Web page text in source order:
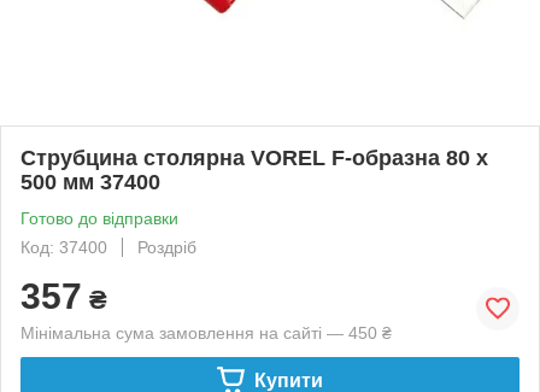
Струбцина столярна VOREL F-образна 80 x
500 мм 37400
Готово до відправки
Код: 37400
Роздріб
357 ₴
Мінімальна сума замовлення на сайті — 450 ₴
Купити